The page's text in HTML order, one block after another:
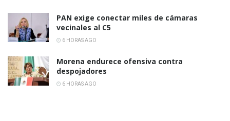
PAN exige conectar miles de cámaras
vecinales al C5
6 HORAS AGO
Morena endurece ofensiva contra
despojadores
6 HORAS AGO